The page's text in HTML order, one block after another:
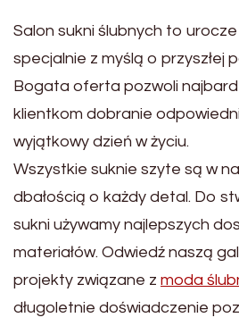
Salon sukni ślubnych to
specjalnie z myślą o przyszłej
Bogata oferta pozwoli
klientkom dobranie
wyjątkowy dzień w życiu.
Wszystkie suknie szyte są w
dbałością o każdy detal. Do
sukni używamy najlepszych
materiałów. Odwiedź naszą
projekty związane z moda
długoletnie doświadczenie